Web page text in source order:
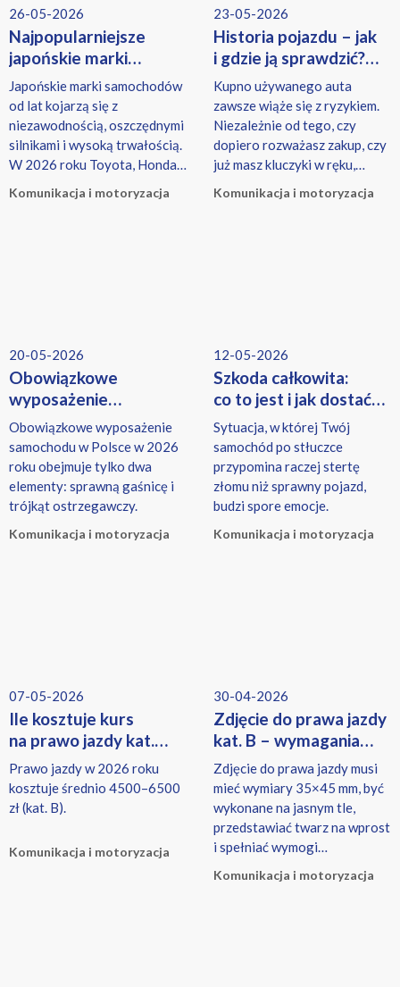
26-05-2026
Najpopularniejsze
japońskie marki
samochodów 2026
— ranking, opinie
i niezawodność
Japońskie marki samochodów
od lat kojarzą się z
niezawodnością, oszczędnymi
silnikami i wysoką trwałością.
W 2026 roku Toyota, Honda,
należą do najczęściej
Komunikacja i motoryzacja
23-05-2026
Historia pojazdu – jak
i gdzie ją sprawdzić?
Czy musisz płacić
za raporty?
Kupno używanego auta
zawsze wiąże się z ryzykiem.
Niezależnie od tego, czy
dopiero rozważasz zakup, czy
już masz kluczyki w ręku,
to jeden z najważniejszych
Komunikacja i motoryzacja
20-05-2026
Obowiązkowe
wyposażenie
samochodu 2026 –
co musisz mieć,
a co tylko warto?
Obowiązkowe wyposażenie
samochodu w Polsce w 2026
roku obejmuje tylko dwa
elementy: sprawną gaśnicę i
trójkąt ostrzegawczy.
Komunikacja i motoryzacja
12-05-2026
Szkoda całkowita:
co to jest i jak dostać
odszkodowanie?
Sytuacja, w której Twój
samochód po stłuczce
przypomina raczej stertę
złomu niż sprawny pojazd,
budzi spore emocje.
Komunikacja i motoryzacja
07-05-2026
Ile kosztuje kurs
na prawo jazdy kat.
B w 2026? Aktualne
ceny
Prawo jazdy w 2026 roku
kosztuje średnio 4500–6500
zł (kat. B).
Komunikacja i motoryzacja
30-04-2026
Zdjęcie do prawa jazdy
kat. B – wymagania
i wymiary
Zdjęcie do prawa jazdy musi
mieć wymiary 35×45 mm, być
wykonane na jasnym tle,
przedstawiać twarz na wprost
i spełniać wymogi
przepisach.
Komunikacja i motoryzacja